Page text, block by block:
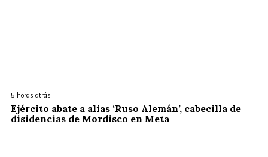
5 horas atrás
Ejército abate a alias ‘Ruso Alemán’, cabecilla de
disidencias de Mordisco en Meta